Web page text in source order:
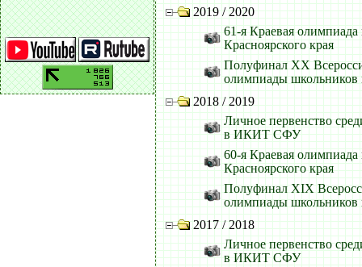
2019 / 2020
61-я Краевая
Красноярского края
Полуфинал XX
олимпиады
2018 / 2019
Личное первенство
в ИКИТ СФУ
60-я Краевая
Красноярского края
Полуфинал XIX
олимпиады
2017 / 2018
Личное первенство
в ИКИТ СФУ